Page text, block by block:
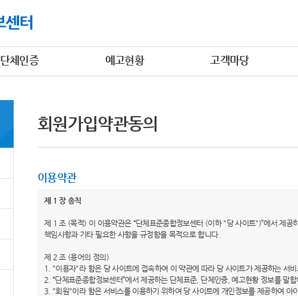
단체인증 예고현황 고객마당
회원가입약관동의
이용약관
제 1 장 총칙
제 1 조 (목적) 이 이용약관은 “단체표준종합정보센터 (이하 "당 사이트")”에서 제
책임사항과 기타 필요한 사항을 규정함을 목적으로 합니다.
제 2 조 (용어의 정의)
1. "이용자"라 함은 당 사이트에 접속하여 이 약관에 따라 당 사이트가 제공하는 서
2. “단체표준종합정보센터”에서 제공하는 단체표준, 단체인증, 예고현황 정보를 말합
3. "회원"이라 함은 서비스를 이용하기 위하여 당 사이트에 개인정보를 제공하여 아